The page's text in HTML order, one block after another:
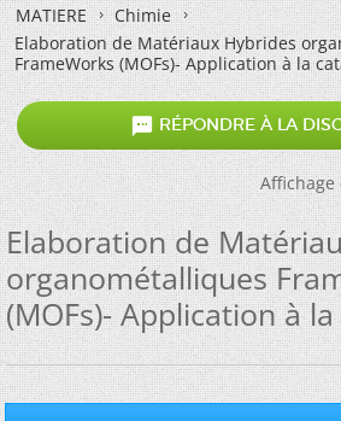
MATIERE
Chimie
Elaboration de Matériaux Hybrides
FrameWorks (MOFs)- Application à la
 RÉPONDRE À LA
Affichage
Elaboration de
organométalliques
(MOFs)- Application à